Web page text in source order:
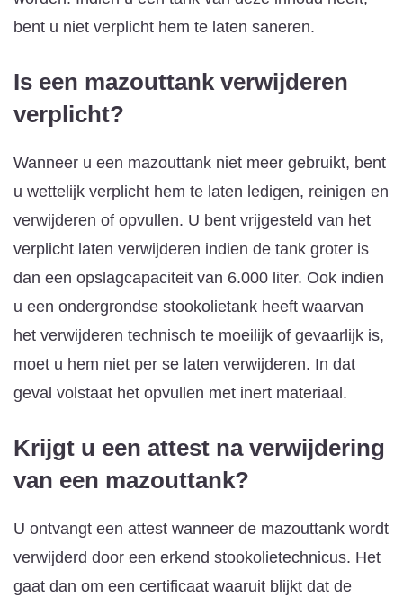
bent u niet verplicht hem te laten saneren.
Is een mazouttank verwijderen
verplicht?
Wanneer u een mazouttank niet meer gebruikt, bent
u wettelijk verplicht hem te laten ledigen, reinigen en
verwijderen of opvullen. U bent vrijgesteld van het
verplicht laten verwijderen indien de tank groter is
dan een opslagcapaciteit van 6.000 liter. Ook indien
u een ondergrondse stookolietank heeft waarvan
het verwijderen technisch te moeilijk of gevaarlijk is,
moet u hem niet per se laten verwijderen. In dat
geval volstaat het opvullen met inert materiaal.
Krijgt u een attest na verwijdering
van een mazouttank?
U ontvangt een attest wanneer de mazouttank wordt
verwijderd door een erkend stookolietechnicus. Het
gaat dan om een certificaat waaruit blijkt dat de